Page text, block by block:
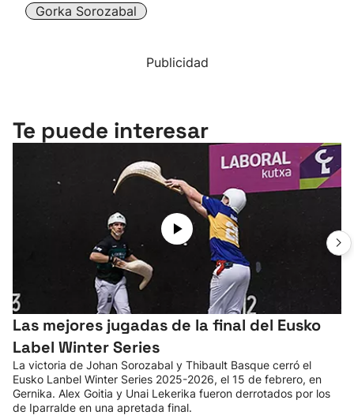
Gorka Sorozabal
Publicidad
Te puede interesar
Las mejores jugadas de la final del Eusko
Label Winter Series
La victoria de Johan Sorozabal y Thibault Basque cerró el
Eusko Lanbel Winter Series 2025-2026, el 15 de febrero, en
Gernika. Alex Goitia y Unai Lekerika fueron derrotados por los
de Iparralde en una apretada final.